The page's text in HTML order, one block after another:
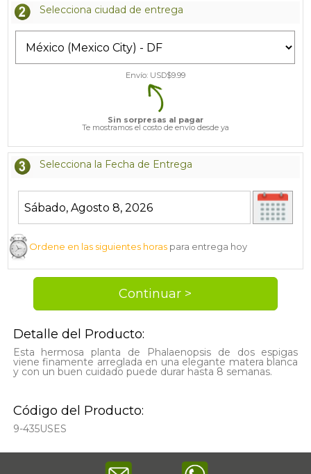
Selecciona ciudad de entrega
Envío: USD$9.99
Sin sorpresas al pagar
Te mostramos el costo de envío desde ya
Selecciona la Fecha de Entrega
Ordene en las siguientes horas para entrega hoy
Detalle del Producto:
Esta hermosa planta de Phalaenopsis de dos espigas
viene finamente arreglada en una elegante matera blanca
y con un buen cuidado puede durar hasta 8 semanas.
Código del Producto:
9-435USES